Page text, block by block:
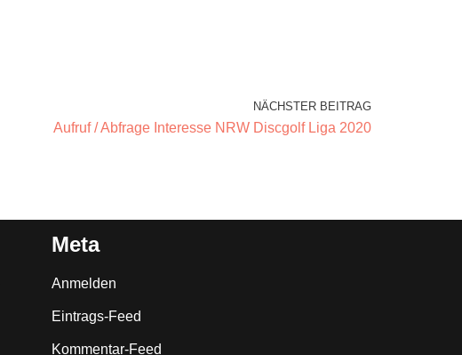
NÄCHSTER BEITRAG
Aufruf / Abfrage Interesse NRW Discgolf Liga 2020
Meta
Anmelden
Eintrags-Feed
Kommentar-Feed